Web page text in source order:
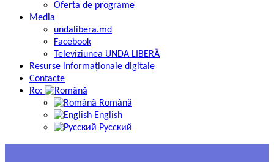
Oferta de programe
Media
undalibera.md
Facebook
Televiziunea UNDA LIBERĂ
Resurse informaţionale digitale
Contacte
Ro:
Română
English
Русский